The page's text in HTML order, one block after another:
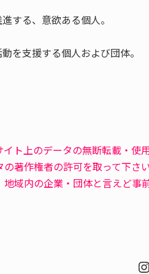
する、意欲ある個人。
支援する個人および団体。
ト上のデータの無断転載・使用
著作権者の許可を取って下さ
域内の企業・団体と言えど事